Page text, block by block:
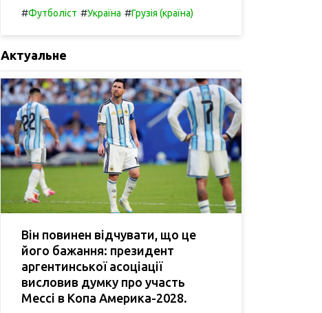
#Футболіст #Україна #Грузія (країна)
Актуальне
Він повинен відчувати, що це
його бажання: президент
аргентинської асоціації
висловив думку про участь
Мессі в Копа Америка-2028.